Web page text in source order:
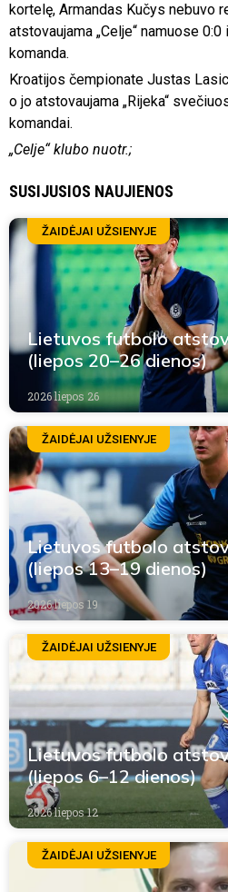
kortelę, Armandas Kučys nebuvo
atstovaujama „Celje“ namuose 0:0
komanda.
Kroatijos čempionate Justas
o jo atstovaujama „Rijeka“
komandai.
„Celje“ klubo nuotr.;
SUSIJUSIOS NAUJIENOS
ŽAIDĖJAI UŽSIENYJE
Lietuvos futbolo
(liepos 20–26 dienos)
2026 liepos 26
ŽAIDĖJAI UŽSIENYJE
Lietuvos futbolo
(liepos 13–19 dienos)
2026 liepos 19
ŽAIDĖJAI UŽSIENYJE
Lietuvos futbolo
(liepos 6–12 dienos)
2026 liepos 12
ŽAIDĖJAI UŽSIENYJE